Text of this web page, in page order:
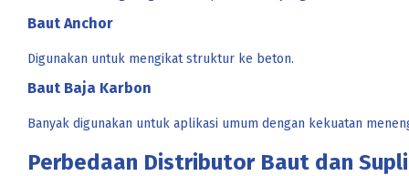
Baut Anchor
Digunakan untuk mengikat struktur ke beton.
Baut Baja Karbon
Banyak digunakan untuk aplikasi umum dengan kekuatan
Perbedaan Distributor Baut dan